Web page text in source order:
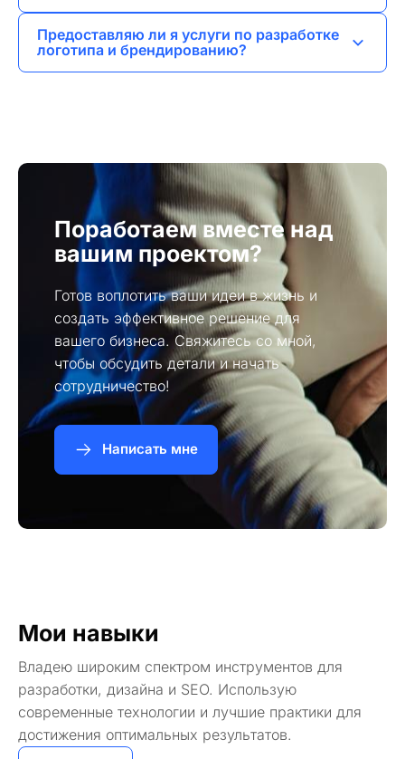
вашему сайту занять высокие позиции в
Предоставляю ли я услуги по разработке
логотипа и брендированию?
Поработаем вместе над
вашим проектом?
Готов воплотить ваши идеи в жизнь и
создать эффективное решение для
вашего бизнеса. Свяжитесь со мной,
чтобы обсудить детали и начать
сотрудничество!
Написать мне
Мои навыки
Владею широким спектром инструментов для
разработки, дизайна и SEO. Использую
современные технологии и лучшие практики для
достижения оптимальных результатов.